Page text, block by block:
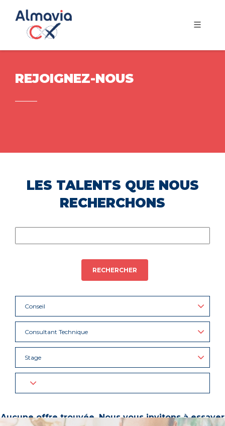
REJOIGNEZ-NOUS
LES TALENTS QUE NOUS
RECHERCHONS
RECHERCHER
Conseil
Consultant Technique
Stage
Aucune offre trouvée. Nous vous invitons à essayer